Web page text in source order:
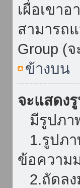
เผื่อเขา
สามารถ
Group (
ข้างบน
จะแสดง
มีรูปภา
1.รูปภา
ข้อความ
2.ถัดลง